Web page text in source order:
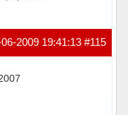
#115
2009 19:41:13